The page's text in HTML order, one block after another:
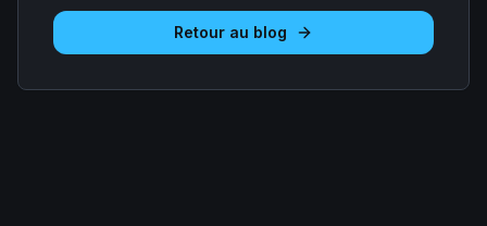
Retour au blog